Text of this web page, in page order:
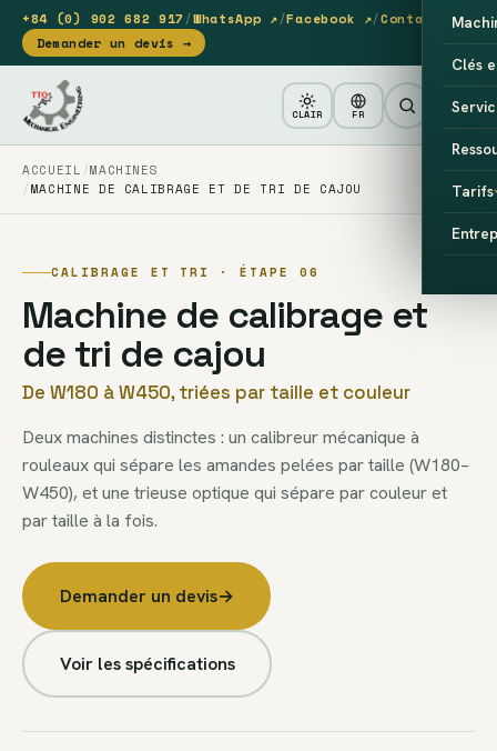
+84 (0) 902 682 917/WhatsApp ↗/Facebook ↗/Contact
Demander un devis →
Clés
Tarifs
CLAIR FR
ACCUEIL MACHINES
MACHINE DE CALIBRAGE ET DE TRI DE CAJOU
CALIBRAGE ET TRI · ÉTAPE 06
Machine de calibrage et
de tri de cajou
De W180 à W450, triées par taille et couleur
Deux machines distinctes : un calibreur mécanique à
rouleaux qui sépare les amandes pelées par taille (W180–
W450), et une trieuse optique qui sépare par couleur et
par taille à la fois.
Demander un devis→
Voir les spécifications